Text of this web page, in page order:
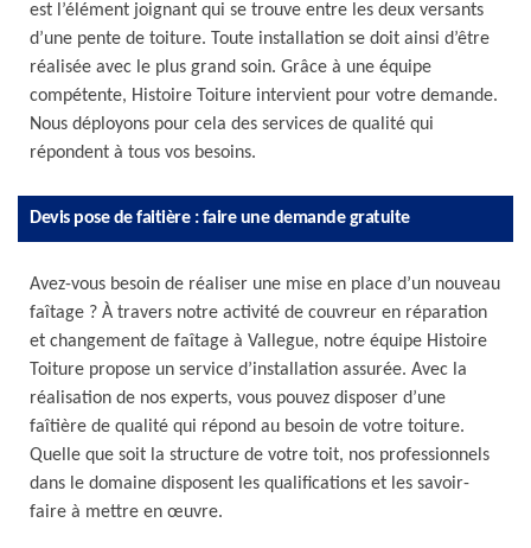
est l’élément joignant qui se trouve entre les deux versants
d’une pente de toiture. Toute installation se doit ainsi d’être
réalisée avec le plus grand soin. Grâce à une équipe
compétente, Histoire Toiture intervient pour votre demande.
Nous déployons pour cela des services de qualité qui
répondent à tous vos besoins.
Devis pose de faitière : faire une demande gratuite
Avez-vous besoin de réaliser une mise en place d’un nouveau
faîtage ? À travers notre activité de couvreur en réparation
et changement de faîtage à Vallegue, notre équipe Histoire
Toiture propose un service d’installation assurée. Avec la
réalisation de nos experts, vous pouvez disposer d’une
faîtière de qualité qui répond au besoin de votre toiture.
Quelle que soit la structure de votre toit, nos professionnels
dans le domaine disposent les qualifications et les savoir-
faire à mettre en œuvre.